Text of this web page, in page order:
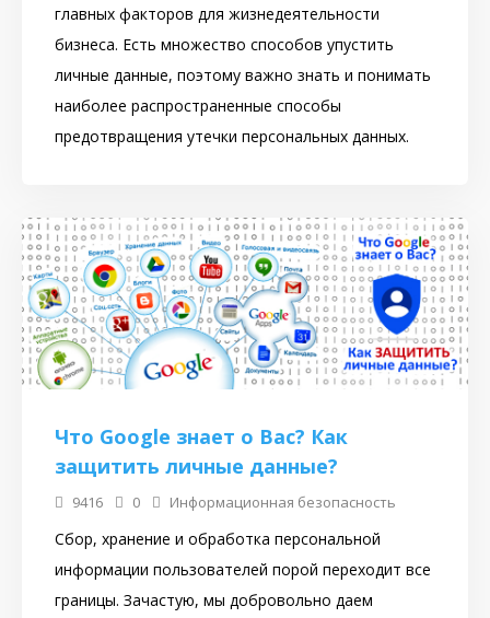
главных факторов для жизнедеятельности
бизнеса. Есть множество способов упустить
личные данные, поэтому важно знать и понимать
наиболее распространенные способы
предотвращения утечки персональных данных.
Что Google знает о Вас? Как
защитить личные данные?
9416 0 Информационная безопасность
Сбор, хранение и обработка персональной
информации пользователей порой переходит все
границы. Зачастую, мы добровольно даем